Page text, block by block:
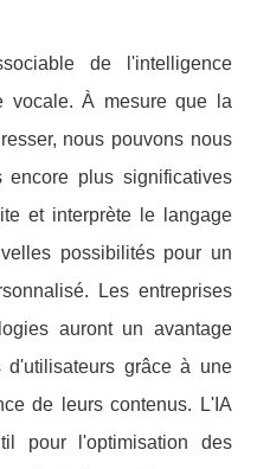
de l'intelligence
vocale. À mesure que la
nous pouvons nous
encore plus significatives
et interprète le langage
possibilités pour un
Les entreprises
auront un avantage
d'utilisateurs grâce à une
de leurs contenus. L'IA
pour l'optimisation des